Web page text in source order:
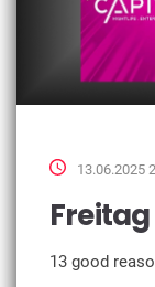
13.06.2025
Freitag
13 good